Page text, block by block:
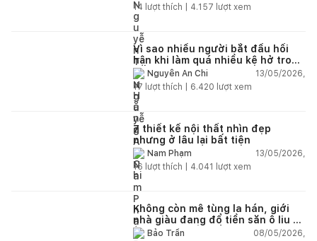
14 lượt thích | 4.157 lượt xem
Vì sao nhiều người bắt đầu hối
hận khi làm quá nhiều kệ hở trong
bếp?Nguyễn An Chi
13/05/2026,
17 lượt thích | 6.420 lượt xem
7 thiết kế nội thất nhìn đẹp
nhưng ở lâu lại bất tiện
Nam Phạm
13/05/2026,
16 lượt thích | 4.041 lượt xem
Không còn mê tùng la hán, giới
nhà giàu đang đổ tiền săn ô liu cổ
thụ từ châu Âu về ban công
Bảo Trần
08/05/2026,